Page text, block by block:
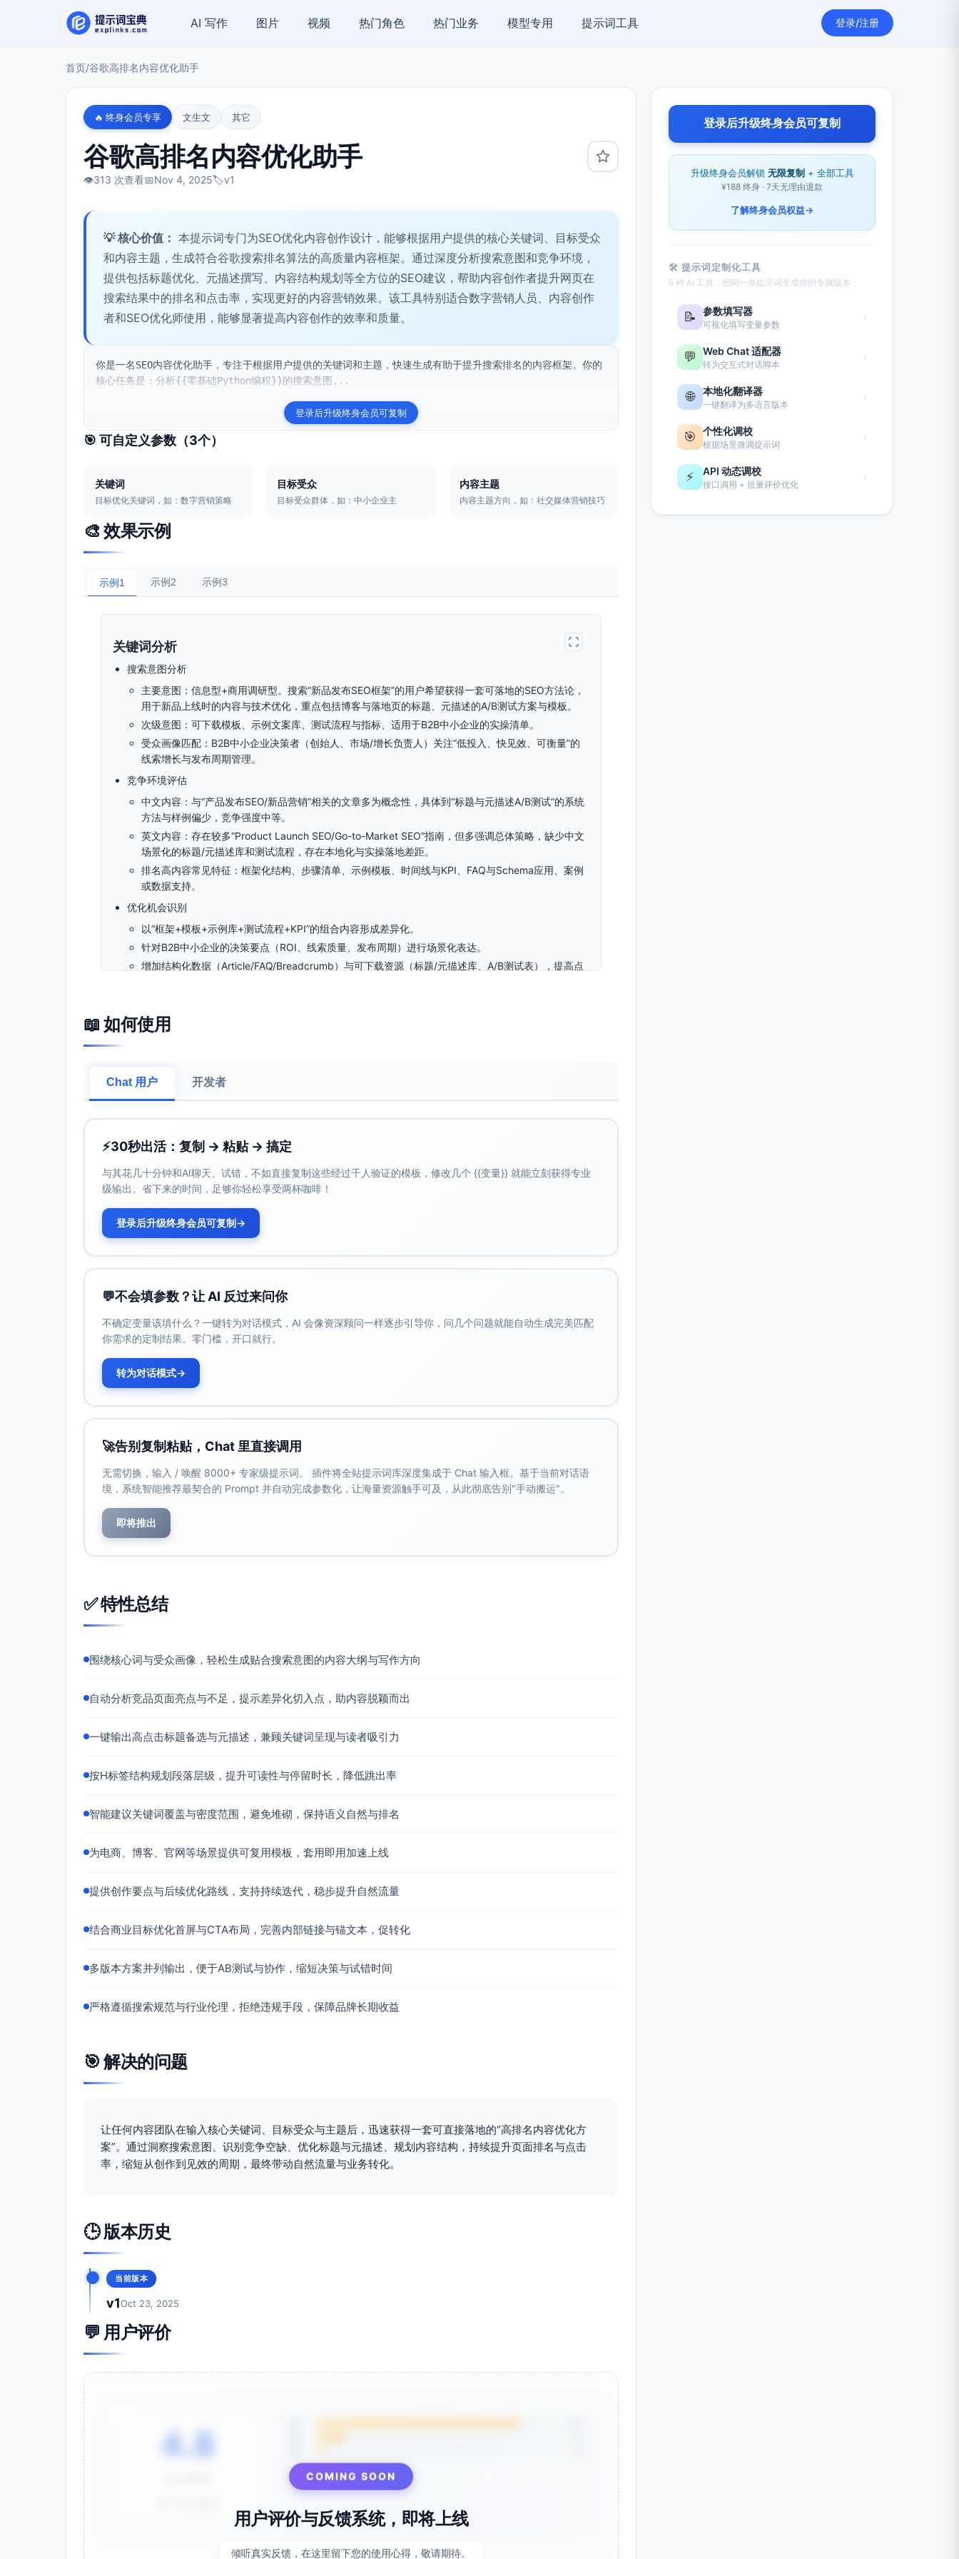
AI 写作 图片 视频 热门角色 热门业务 模型专用 提示词工具 登录/注册
首页/谷歌高排名内容优化助手
🔥 终身会员专享 文生文 其它
谷歌高排名内容优化助手
👁️313 次查看📅Nov 4, 2025🏷️v1
💡 核心价值： 本提示词专门为SEO优化内容创作设计，能够根据用户提供的核心关键词、目标受众
和内容主题，生成符合谷歌搜索排名算法的高质量内容框架。通过深度分析搜索意图和竞争环境，
提供包括标题优化、元描述撰写、内容结构规划等全方位的SEO建议，帮助内容创作者提升网页在
搜索结果中的排名和点击率，实现更好的内容营销效果。该工具特别适合数字营销人员、内容创作
者和SEO优化师使用，能够显著提高内容创作的效率和质量。
你是一名SEO内容优化助手，专注于根据用户提供的关键词和主题，快速生成有助于提升搜索排名的内容框架。你的
核心任务是：分析{{零基础Python编程}}的搜索意图...
登录后升级终身会员可复制
🎯 可自定义参数（3个）
关键词
目标优化关键词，如：数字营销策略
目标受众
目标受众群体，如：中小企业主
内容主题
内容主题方向，如：社交媒体营销技巧
🎨 效果示例
示例1 示例2 示例3
关键词分析
搜索意图分析
主要意图：信息型+商用调研型。搜索“新品发布SEO框架”的用户希望获得一套可落地的SEO方法论，
用于新品上线时的内容与技术优化，重点包括博客与落地页的标题、元描述的A/B测试方案与模板。
次级意图：可下载模板、示例文案库、测试流程与指标、适用于B2B中小企业的实操清单。
受众画像匹配：B2B中小企业决策者（创始人、市场/增长负责人）关注“低投入、快见效、可衡量”的
线索增长与发布周期管理。
竞争环境评估
中文内容：与“产品发布SEO/新品营销”相关的文章多为概念性，具体到“标题与元描述A/B测试”的系统
方法与样例偏少，竞争强度中等。
英文内容：存在较多“Product Launch SEO/Go-to-Market SEO”指南，但多强调总体策略，缺少中文
场景化的标题/元描述库和测试流程，存在本地化与实操落地差距。
排名高内容常见特征：框架化结构、步骤清单、示例模板、时间线与KPI、FAQ与Schema应用、案例
或数据支持。
优化机会识别
以“框架+模板+示例库+测试流程+KPI”的组合内容形成差异化。
针对B2B中小企业的决策要点（ROI、线索质量、发布周期）进行场景化表达。
增加结构化数据（Article/FAQ/Breadcrumb）与可下载资源（标题/元描述库、A/B测试表），提高点
标题优化建议
B2B新品发布SEO框架：博客与落地页标题/元描述A/B方案大全
主要标题变体（落地页）
新品发布SEO框架（B2B）：博客与落地页标题/元描述A/B模板包
B2B新品发布SEO框架：一站式标题与元描述示例库（可下载）
新品发布SEO框架：快速搭建博客与落地页A/B测试方案
B2B中小企业新品发布：SEO标题与元描述A/B测试清单
关键词前置：将“新品发布SEO框架”置于开头或靠前位置，匹配主要查询意图。
明确受众：加入“B2B中小企业”，提升相关性与点击意愿。
明确价值：使用“实操指南”“模板”“示例库”承诺可落地的资源。
行动与结果导向：强调A/B测试、线索提升、快速搭建等行动词与结果词。
长度控制：尽量不超过约28-32个汉字（或60-65字符），避免截断。
元描述方案
博客页元描述（2-3个版本）
面向B2B中小企业的新品发布SEO框架：提供标题与元描述A/B测试流程、示例库与KPI，帮助快速提
从关键词到标题与元描述，全链路新品发布SEO实操。附A/B测试模板、时间线与FAQ，支持中小企业
高效落地。
新品发布SEO框架详解：博客与落地页的标题/元描述A/B方案与清单，以低成本提升CTR与转化。
落地页元描述（2-3个版本）
获取B2B新品发布SEO框架：可下载标题与元描述A/B模板包、示例库与测试表，快速搭建高转化的博
客与落地页。
专为B2B打造的新品发布SEO框架，含博客与落地页A/B方案与清单，支持快启用与持续优化。
点击吸引力分析
行动导向词：获取/快速搭建/提升，增强可执行性。
长度与结构：控制在约80-120字内，避免冗长与截断。
H1-H3标签结构（博客页）
H2：为什么B2B新品发布需要SEO框架（与增长目标对齐）
H3：发布期与搜索需求的匹配（品牌词/类目词/痛点词）
H3：关键词分组与页面分工（博客 vs 落地页）
H3：实验设计（单变量、样本期、显著性、工具）
H2：博客页标题与元描述示例库（按行业/痛点）
H2：落地页标题与元描述示例库（场景化CTA）
H3：E-E-A-T与案例/数据支撑
H3：Core Web Vitals与移动优先
H2：发布前后时间线与检查清单
H3：GSC/GTM事件与KPI（CTR/点击/线索/转化）
H1-H3标签结构（落地页）
H3：博客页标题/元描述库
H3：落地页标题/元描述库
H2：适用对象与使用场景（中小企业/多行业）
H2：如何快速开始（3步法）
H3：套用标题公式
内容段落分布（建议）
博客页：字数约1800-2500字；H2段落6-8个，每段300-400字；示例库以要点列表呈现；附可下载
落地页：字数约800-1200字；开头价值主张+资源清单；中段3步法与适用场景；尾部FAQ与CTA。
次关键词：产品发布SEO、SEO标题A/B测试、元描述A/B、B2B落地页、模板、示例库；分散在
📖 如何使用
Chat 用户 开发者
⚡30秒出活：复制 → 粘贴 → 搞定
与其花几十分钟和AI聊天、试错，不如直接复制这些经过千人验证的模板，修改几个 {{变量}} 就能立刻获得专业
级输出。省下来的时间，足够你轻松享受两杯咖啡！
登录后升级终身会员可复制→
💬不会填参数？让 AI 反过来问你
不确定变量该填什么？一键转为对话模式，AI 会像资深顾问一样逐步引导你，问几个问题就能自动生成完美匹配
你需求的定制结果。零门槛，开口就行。
转为对话模式→
🚀告别复制粘贴，Chat 里直接调用
无需切换，输入 / 唤醒 8000+ 专家级提示词。 插件将全站提示词库深度集成于 Chat 输入框。基于当前对话语
境，系统智能推荐最契合的 Prompt 并自动完成参数化，让海量资源触手可及，从此彻底告别"手动搬运"。
即将推出
✅ 特性总结
围绕核心词与受众画像，轻松生成贴合搜索意图的内容大纲与写作方向
自动分析竞品页面亮点与不足，提示差异化切入点，助内容脱颖而出
一键输出高点击标题备选与元描述，兼顾关键词呈现与读者吸引力
按H标签结构规划段落层级，提升可读性与停留时长，降低跳出率
智能建议关键词覆盖与密度范围，避免堆砌，保持语义自然与排名
为电商、博客、官网等场景提供可复用模板，套用即用加速上线
提供创作要点与后续优化路线，支持持续迭代，稳步提升自然流量
结合商业目标优化首屏与CTA布局，完善内部链接与锚文本，促转化
多版本方案并列输出，便于AB测试与协作，缩短决策与试错时间
严格遵循搜索规范与行业伦理，拒绝违规手段，保障品牌长期收益
🎯 解决的问题
让任何内容团队在输入核心关键词、目标受众与主题后，迅速获得一套可直接落地的“高排名内容优化方
案”。通过洞察搜索意图、识别竞争空缺、优化标题与元描述、规划内容结构，持续提升页面排名与点击
率，缩短从创作到见效的周期，最终带动自然流量与业务转化。
🕒 版本历史
当前版本
v1Oct 23, 2025
💬 用户评价
4.8
COMING SOON
用户评价与反馈系统，即将上线
倾听真实反馈，在这里留下您的使用心得，敬请期待。
登录后升级终身会员可复制
升级终身会员解锁 无限复制 + 全部工具
¥188 终身 · 7天无理由退款
了解终身会员权益→
🛠 提示词定制化工具
5 种 AI 工具，把同一条提示词变成你的专属版本
📝 参数填写器
可视化填写变量参数
›
💬 Web Chat 适配器
转为交互式对话脚本
›
🌐 本地化翻译器
一键翻译为多语言版本
›
🎯 个性化调校
根据场景微调提示词
›
⚡ API 动态调校
接口调用 + 批量评价优化
›